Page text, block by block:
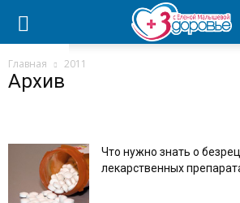
Главная 2011
Архив
Что нужно знать о
лекарственных